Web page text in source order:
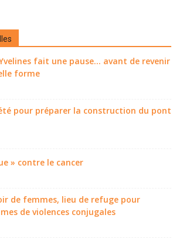
fait une pause... avant de revenir
forme
pour préparer la construction du pont
» contre le cancer
de femmes, lieu de refuge pour
de violences conjugales